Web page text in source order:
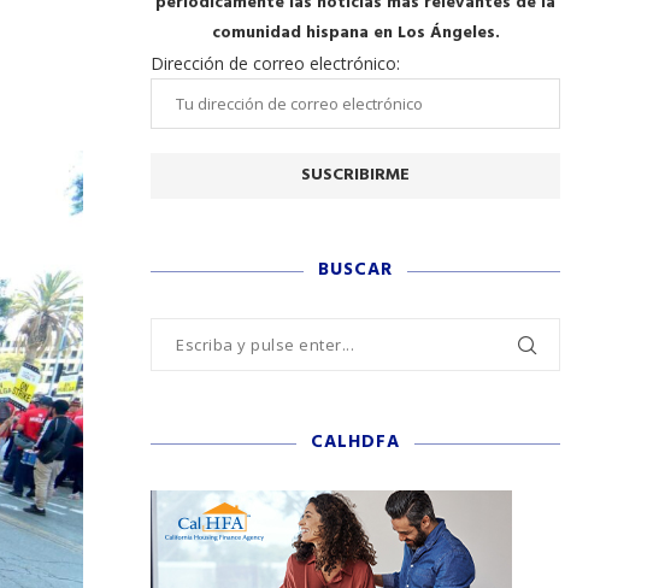
comunidad hispana en Los Ángeles.
Dirección de correo electrónico:
BUSCAR
CALHDFA